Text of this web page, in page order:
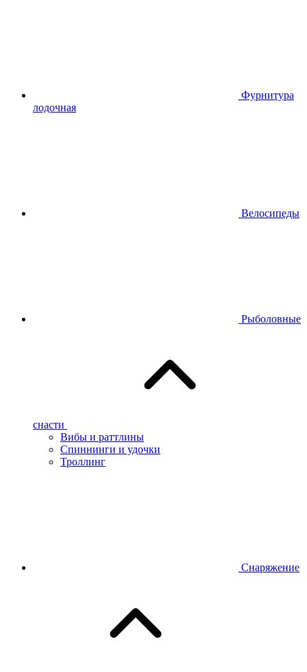
Фурнитура
лодочная
Велосипеды
Рыболовные
снасти
Вибы и раттлины
Спиннинги и удочки
Троллинг
Снаряжение